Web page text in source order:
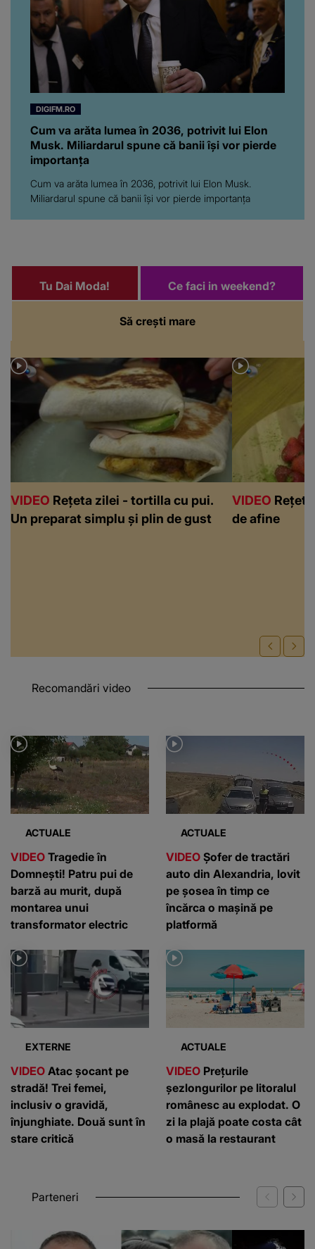
DIGIFM.RO
Cum va arăta lumea în 2036, potrivit lui Elon
Musk. Miliardarul spune că banii își vor pierde
importanța
Cum va arăta lumea în 2036, potrivit lui Elon Musk.
Miliardarul spune că banii își vor pierde importanța
Să crești mare
Tu Dai Moda! Ce faci in weekend?
VIDEO Rețeta zilei - tortilla cu pui.
Un preparat simplu și plin de gust
VIDEO
de afine
Recomandări video
ACTUALE
VIDEO Tragedie în
Domnești! Patru pui de
barză au murit, după
montarea unui
transformator electric
ACTUALE
VIDEO Șofer de tractări
auto din Alexandria, lovit
pe șosea în timp ce
încărca o mașină pe
platformă
EXTERNE
VIDEO Atac șocant pe
stradă! Trei femei,
inclusiv o gravidă,
înjunghiate. Două sunt în
stare critică
ACTUALE
VIDEO Prețurile
șezlongurilor pe litoralul
românesc au explodat. O
zi la plajă poate costa cât
o masă la restaurant
Parteneri